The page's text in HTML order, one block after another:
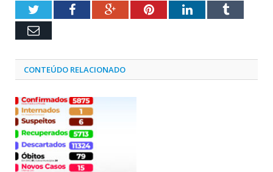
TwitterFacebookGoogle+PinterestLinkedInTumblr
Email
CONTEÚDO RELACIONADO